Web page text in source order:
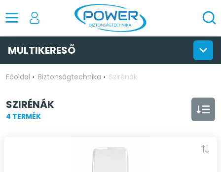
MULTIKERESŐ
Főoldal Biztonságtechnika Szirénák
SZIRÉNÁK
4 TERMÉK